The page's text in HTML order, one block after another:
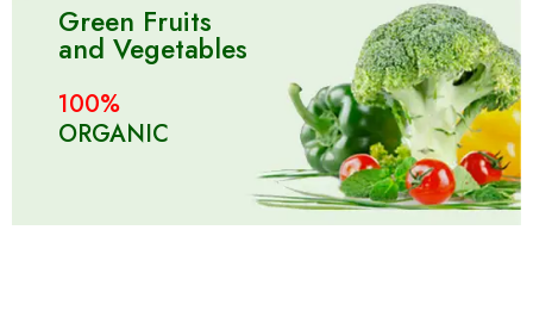
Green Fruits
and Vegetables
100%
ORGANIC